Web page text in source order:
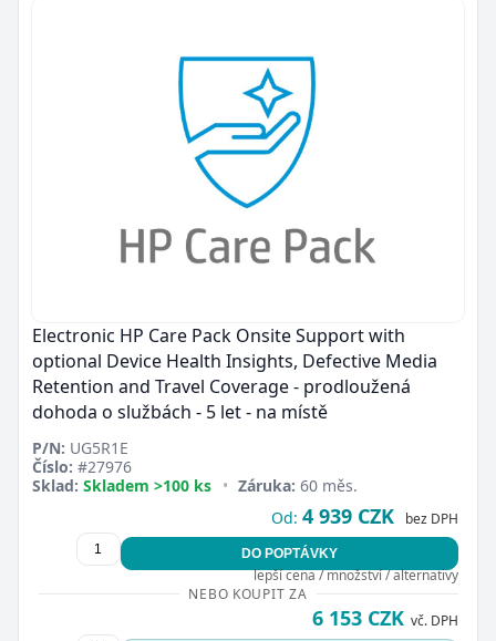
Electronic HP Care Pack Onsite Support with
optional Device Health Insights, Defective Media
Retention and Travel Coverage - prodloužená
dohoda o službách - 5 let - na místě
P/N: UG5R1E
Číslo: #27976
Sklad: Skladem >100 ks • Záruka: 60 měs.
Od: 4 939 CZK bez DPH
DO POPTÁVKY
lepší cena / množství / alternativy
NEBO KOUPIT ZA
6 153 CZK vč. DPH